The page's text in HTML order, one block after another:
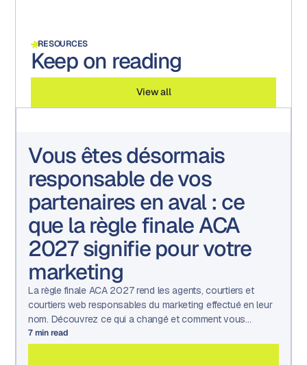
RESOURCES
Keep on reading
View all
Vous êtes désormais
responsable de vos
partenaires en aval : ce
que la règle finale ACA
2027 signifie pour votre
marketing
La règle finale ACA 2027 rend les agents, courtiers et
courtiers web responsables du marketing effectué en leur
nom. Découvrez ce qui a changé et comment vous
préparer.
7min read